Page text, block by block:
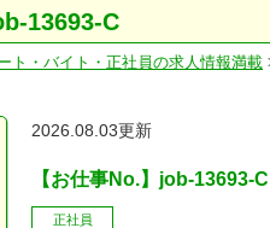
13693-C
ト・バイト・正社員の求人情報満載
2026.08.03更新
【お仕事No.】job-13693-C
正社員